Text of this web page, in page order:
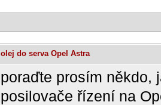
olej do serva Opel Astra
poraďte prosím někdo,
posilovače řízení na